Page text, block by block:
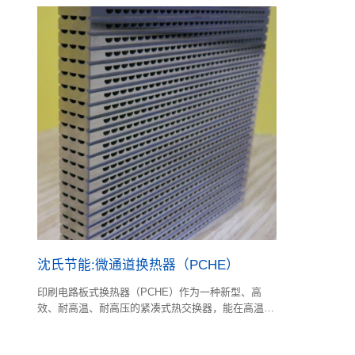
沈氏节能:微通道换热器（PCHE）
印刷电路板式换热器（PCHE）作为一种新型、高
效、耐高温、耐高压的紧凑式热交换器，能在高温高